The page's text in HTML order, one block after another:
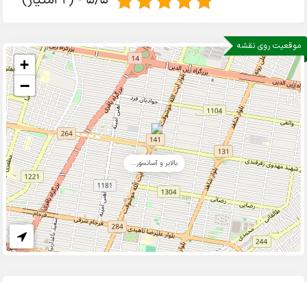
موقعیت روی نقشه
بالابر و آسانسور...
+
−